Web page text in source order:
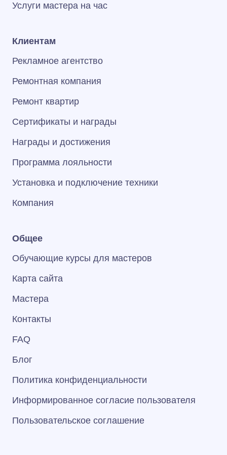
Услуги мастера на час
Клиентам
Рекламное агентство
Ремонтная компания
Ремонт квартир
Сертификаты и награды
Награды и достижения
Программа лояльности
Установка и подключение техники
Компания
Общее
Обучающие курсы для мастеров
Карта сайта
Мастера
Контакты
FAQ
Блог
Политика конфиденциальности
Информированное согласие пользователя
Пользовательское соглашение